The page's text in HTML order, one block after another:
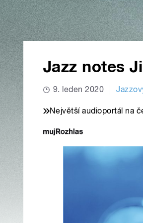
Jazz notes
9. leden 2020
Největší audioportál na